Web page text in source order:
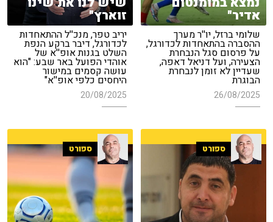
אדיר"
שלומי ברזל, יו''ר מערך
ההסברה בהתאחדות לכדורגל,
על פרסום סגל הנבחרת
הצעירה, ועל דניאל דאפה,
שעדיין לא זומן לנבחרת
הבוגרת
26/08/2025
זוארץ"
יריב טפר, מנכ''ל ההתאחדות
לכדורגל, דיבר ברקע הנפת
השלט בגנות אופ''א של
אוהדי הפועל באר שבע: "הוא
עושה קסמים במישור
היחסים כלפי אופ''א"
20/08/2025
ספורט ספורט